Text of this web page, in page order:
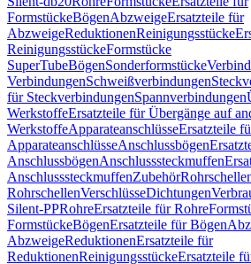
FormstückeBögenAbzweigeErsatzteile für
AbzweigeReduktionenReinigungsstücke
ReinigungsstückeFormstücke
SuperTubeBögenSonderformstücke
VerbindungenSchweißverbindungen
für SteckverbindungenSpannverbindungen
WerkstoffeErsatzteile für Übergänge auf
WerkstoffeApparateanschlüsseErsatzteile
ApparateanschlüsseAnschlussbögen
AnschlussbögenAnschlusssteckmuffen
AnschlusssteckmuffenZubehör
RohrschellenVerschlüsseDichtungen
Silent-PPRohreErsatzteile für Rohre
FormstückeBögenErsatzteile für Bögen
AbzweigeReduktionenErsatzteile für
ReduktionenReinigungsstückeErsatzteile